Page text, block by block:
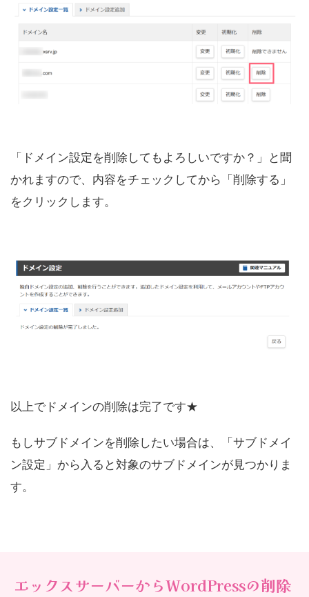
「ドメイン設定を削除してもよろしいですか？」と聞
かれますので、内容をチェックしてから「削除する」
をクリックします。
以上でドメインの削除は完了です★
もしサブドメインを削除したい場合は、「サブドメイ
ン設定」から入ると対象のサブドメインが見つかりま
す。
エックスサーバーからWordPressの削除